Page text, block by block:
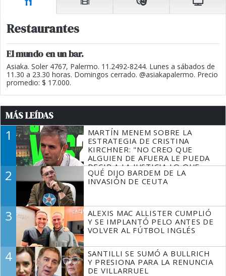
Restaurantes
El mundo en un bar.
Asiaka. Soler 4767, Palermo. 11.2492-8244. Lunes a sábados de
11.30 a 23.30 horas. Domingos cerrado. @asiakapalermo. Precio
promedio: $ 17.000.
MÁS LEÍDAS
1
MARTÍN MENEM SOBRE LA
ESTRATEGIA DE CRISTINA
KIRCHNER: "NO CREO QUE
ALGUIEN DE AFUERA LE PUEDA
DECIR A LA JUSTICIA LO QUE
TIENE QUE HACER"
2
QUÉ DIJO BARDEM DE LA
INVASIÓN DE CEUTA
3
ALEXIS MAC ALLISTER CUMPLIÓ
Y SE IMPLANTÓ PELO ANTES DE
VOLVER AL FÚTBOL INGLÉS
4
SANTILLI SE SUMÓ A BULLRICH
Y PRESIONA PARA LA RENUNCIA
DE VILLARRUEL